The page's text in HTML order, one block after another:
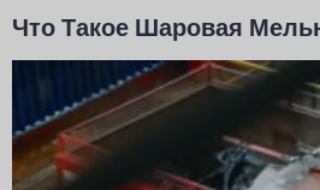
Что Такое Шаровая